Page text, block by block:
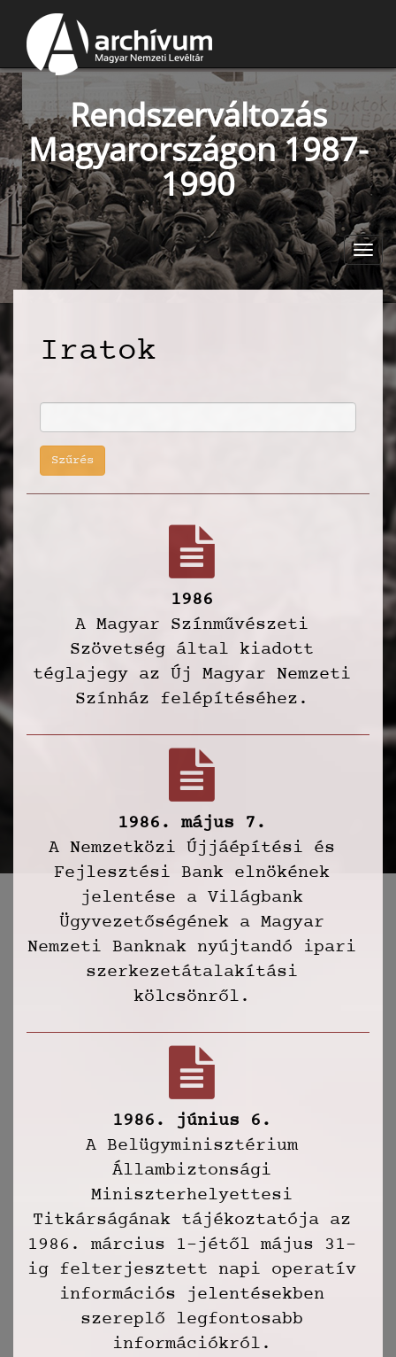
Rendszerváltozás
Magyarországon 1987-
1990
Iratok
Szűrés
1986
A Magyar Színművészeti
Szövetség által kiadott
téglajegy az Új Magyar Nemzeti
Színház felépítéséhez.
1986. május 7.
A Nemzetközi Újjáépítési és
Fejlesztési Bank elnökének
jelentése a Világbank
Ügyvezetőségének a Magyar
Nemzeti Banknak nyújtandó ipari
szerkezetátalakítási
kölcsönről.
1986. június 6.
A Belügyminisztérium
Állambiztonsági
Miniszterhelyettesi
Titkárságának tájékoztatója az
1986. március 1-jétől május 31-
ig felterjesztett napi operatív
információs jelentésekben
szereplő legfontosabb
információkról.